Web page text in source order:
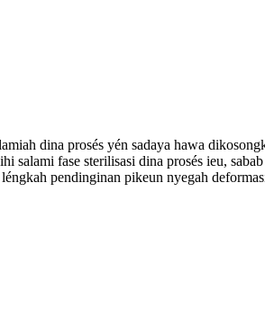
dina prosés yén sadaya hawa
fase sterilisasi dina prosés ieu,
pendinginan pikeun nyegah